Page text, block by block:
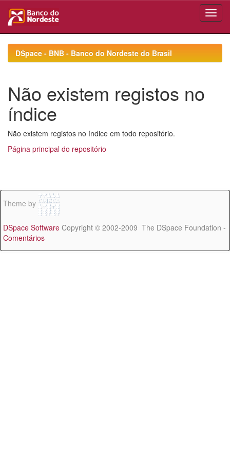
navigationDSpace - BNB - Banco do Nordeste do Brasil
Não existem registos no
índice
Não existem registos no índice em todo repositório.
Página principal do repositório
Theme by
DSpace Software Copyright © 2002-2009 The DSpace Foundation -
Comentários